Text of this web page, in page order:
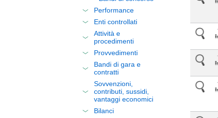
Performance
Enti controllati
Attività e
procedimenti
Provvedimenti
Bandi di gara e
contratti
Sovvenzioni,
contributi, sussidi,
vantaggi economici
Bilanci